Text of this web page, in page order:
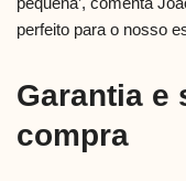
perfeito para o nosso
Garantia e
compra